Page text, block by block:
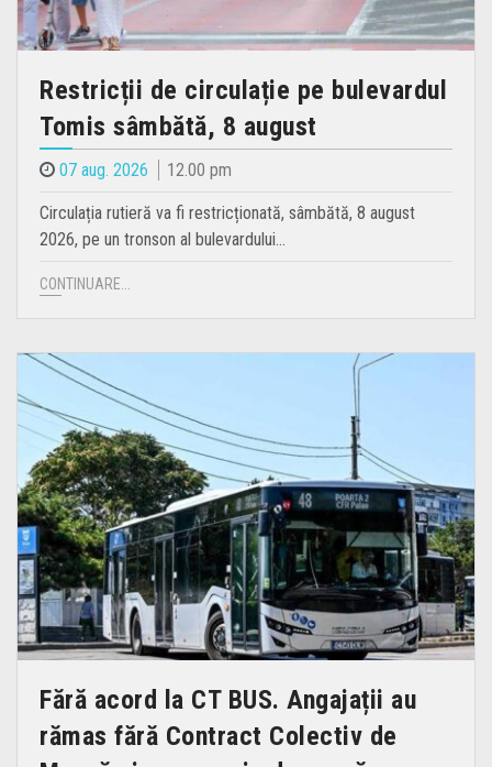
Restricții de circulație pe bulevardul
Tomis sâmbătă, 8 august
07 aug. 2026 12.00 pm
Circulația rutieră va fi restricționată, sâmbătă, 8 august
2026, pe un tronson al bulevardului…
CONTINUARE...
Fără acord la CT BUS. Angajații au
rămas fără Contract Colectiv de